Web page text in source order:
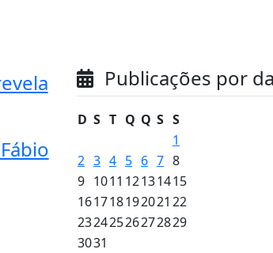
Publicações por
D S T Q Q S S
1
2 3 4 5 6 7 8
9 1011 12131415
161718192021 22
23242526272829
3031